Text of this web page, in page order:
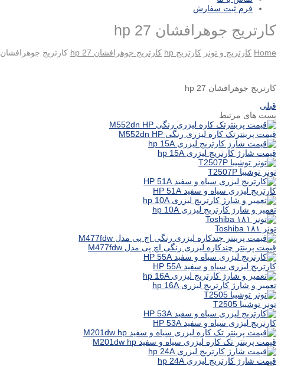
فرم ثبت سفارش
کارتریج جوهرافشان hp 27
Home کارتریج و تونر کارتریج hp کارتریج جوهرافشان hp 27 کارتریج جوهرافشان hp 27
کارتریج جوهرافشان hp 27
قبلی
پست های مرتبط
قیمت پرینترتک کاره لیزری رنگی M552dn HP
قیمت شارژ کارتریج لیزری hp 15A
تونر توشیبا T2507P
کارتریج لیزری سیاه و سفید HP 51A
تعمیر و شارژ کارتریج لیزری hp 10A
تونر ۱۸۱ Toshiba
قیمت پرینتر چندکاره لیزری رنگی اچ پی مدل M477fdw
کارتریج لیزری سیاه و سفید HP 55A
تعمیر و شارژ کارتریج لیزری hp 16A
تونر توشیبا T2505
کارتریج لیزری سیاه و سفید HP 53A
قیمت پرینتر تک کاره لیزری سیاه و سفید M201dw hp
قیمت شارژ کارتریج لیزری hp 24A